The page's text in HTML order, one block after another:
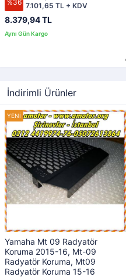
%36
8.379,94 TL
7.101,65 TL + KDV
İndirimli Ürünler
Yamaha Mt 09 Radyatör
Koruma 2015-16, Mt-09
Radyatör Koruma, Mt09
Radyatör Koruma 15-16